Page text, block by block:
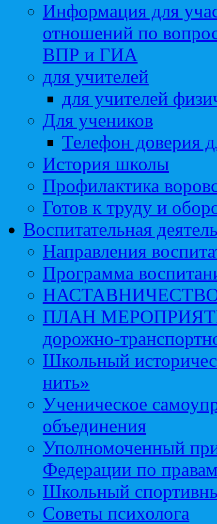
Информация для
отношений по
ВПР и ГИА
для учителей
для учителей
Для учеников
Телефон доверия
История школы
Профилактика
Готов к труду и
Воспитательная
Направления
Программа
ПЛАН МЕРОПРИЯТИЙ
дорожно-
Школьный
нить»
Ученическое
объединения
Уполномоченный
Федерации по
Школьный
Советы психолога